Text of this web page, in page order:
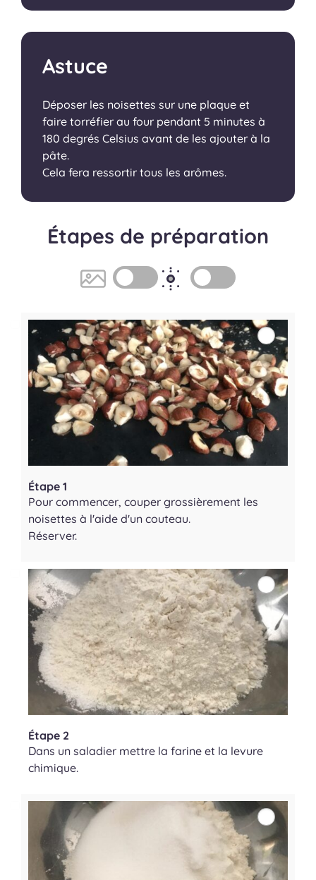
Astuce
Déposer les noisettes sur une plaque et
faire torréfier au four pendant 5 minutes à
180 degrés Celsius avant de les ajouter à la
pâte.
Cela fera ressortir tous les arômes.
Étapes de préparation
Étape 1
Pour commencer, couper grossièrement les
noisettes à l'aide d'un couteau.
Réserver.
Étape 2
Dans un saladier mettre la farine et la levure
chimique.